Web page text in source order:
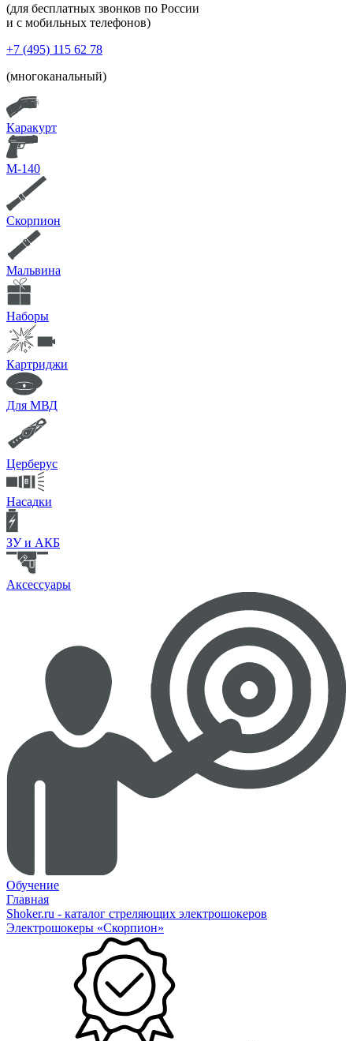
(для бесплатных звонков по России
и с мобильных телефонов)
+7 (495) 115 62 78
(многоканальный)
Каракурт
М-140
Скорпион
Мальвина
Наборы
Картриджи
Для МВД
Церберус
Насадки
ЗУ и АКБ
Аксессуары
Обучение
Главная
Shoker.ru - каталог стреляющих электрошокеров
Электрошокеры «Скорпион»